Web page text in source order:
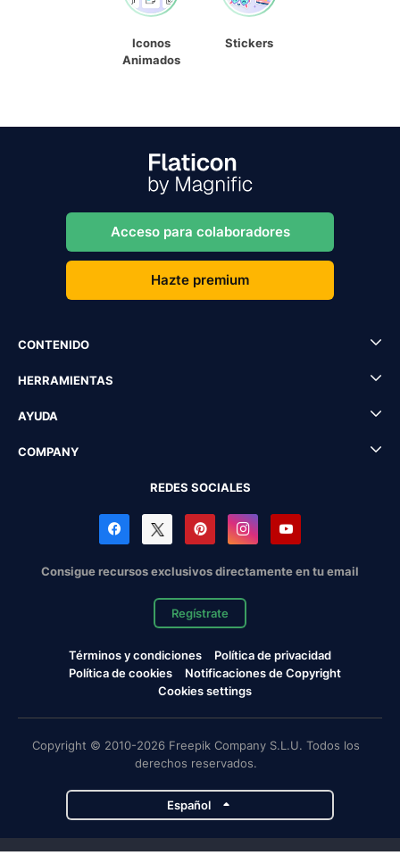
Iconos
Animados
Stickers
Acceso para colaboradores
Hazte premium
CONTENIDO
HERRAMIENTAS
AYUDA
COMPANY
REDES SOCIALES
Consigue recursos exclusivos directamente en tu email
Regístrate
Términos y condiciones
Política de privacidad
Política de cookies
Notificaciones de Copyright
Cookies settings
Copyright © 2010-2026 Freepik Company S.L.U. Todos los
derechos reservados.
Español